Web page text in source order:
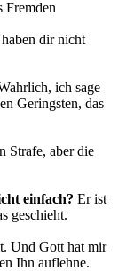
Fremden
dir nicht
ich sage
Geringsten, das
Strafe, aber die
einfach? Er ist
geschieht.
Und Gott hat mir
Ihn auflehne.